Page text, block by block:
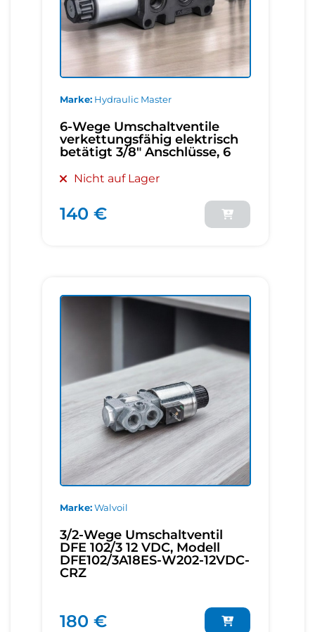
Marke Hydraulic Master
6-Wege Umschaltventile
verkettungsfähig elektrisch
betätigt 3/8" Anschlüsse, 6
Nicht auf Lager
140 €
Marke Walvoil
3/2-Wege Umschaltventil
DFE 102/3 12 VDC, Modell
DFE102/3A18ES-W202-12VDC-
CRZ
180 €